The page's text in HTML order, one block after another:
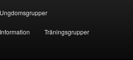
Information Träningsgrupper